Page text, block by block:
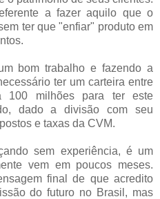
a fazer aquilo que o
ter que "enfiar" produto em
bom trabalho e fazendo a
ter um carteira entre
100 milhões para ter este
dado a divisão com seu
e taxas da CVM.
sem experiência, é um
vem em poucos meses.
final de que acredito
do futuro no Brasil, mas